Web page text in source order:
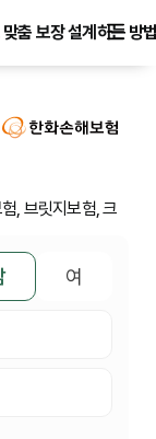
춤 보장 설계하는 방
여